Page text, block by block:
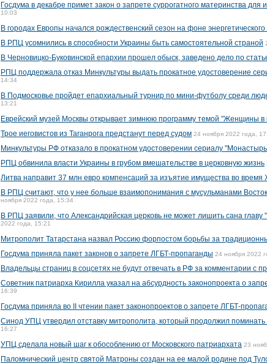
Госдума в декабре примет закон о запрете суррогатного материнства для
10:03
В городах Европы начался рождественский сезон на фоне энергетического
В РПЦ усомнились в способности Украины быть самостоятельной страной
В Черновицко-Буковинской епархии прошел обыск, заведено дело по
РПЦ поддержала отказ Минкультуры выдать прокатное удостоверение
14:34
В Подмосковье пройдет епархиальный турнир по мини-футболу среди
13:21
Еврейский музей Москвы открывает зимнюю программу темой "Женщины в
Трое иеговистов из Таганрога предстанут перед судом 24 ноября 2022 года,
Минкультуры РФ отказало в прокатном удостоверении сериалу
РПЦ обвинила власти Украины в грубом вмешательстве в церковную жизнь
Литва направит 37 млн евро компенсаций за изъятие имущества во время
В РПЦ считают, что у нее больше взаимопонимания с мусульманами
ноября 2022 года, 15:34
В РПЦ заявили, что Александрийская церковь не может лишить сана главу
2022 года, 15:21
Митрополит Татарстана назвал Россию форпостом борьбы за
Госдума приняла пакет законов о запрете ЛГБТ-пропаганды 24 ноября 2022
Владельцы страниц в соцсетях не будут отвечать в РФ за комментарии с
Советник патриарха Кирилла указал на абсурдность законопроекта о
16:39
Госдума приняла во II чтении пакет законопроектов о запрете ЛГБТ-
Синод УПЦ утвердил отставку митрополита, который продолжил
16:27
УПЦ сделала новый шаг к обособлению от Московского патриархата 23
Паломнический центр святой Матроны создан на ее малой родине под